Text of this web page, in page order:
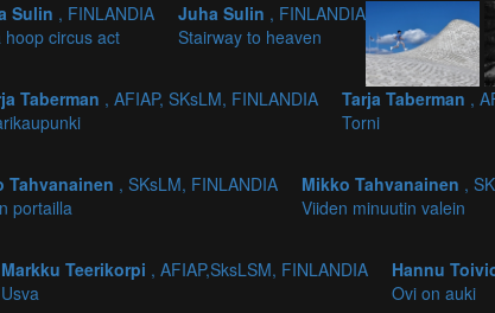
Sulin , FINLANDIA
hoop circus act
Juha Sulin , FINLANDIA
Stairway to heaven
Taberman , AFIAP, SKsLM, FINLANDIA
Tarja Taberman ,
Torni
Tahvanainen , SKsLM, FINLANDIA
portailla
Mikko Tahvanainen ,
Viiden minuutin valein
Markku Teerikorpi , AFIAP,SksLSM, FINLANDIA
Usva
Hannu
Ovi on auki